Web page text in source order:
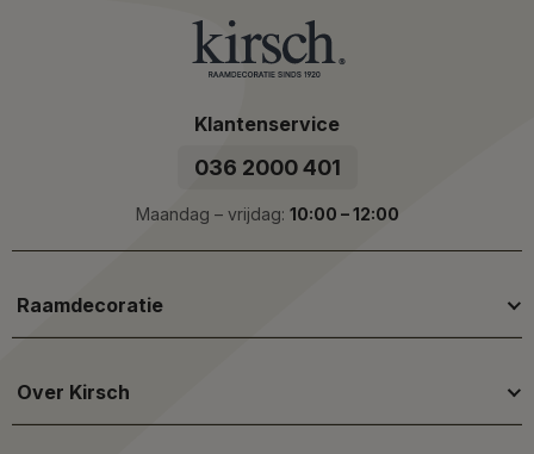
Klantenservice
036 2000 401
Maandag – vrijdag: 10:00 – 12:00
Raamdecoratie
Over Kirsch